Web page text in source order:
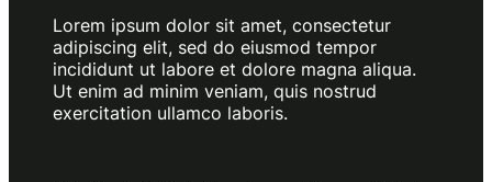
Lorem ipsum dolor sit amet, consectetur
adipiscing elit, sed do eiusmod tempor
incididunt ut labore et dolore magna aliqua.
Ut enim ad minim veniam, quis nostrud
exercitation ullamco laboris.